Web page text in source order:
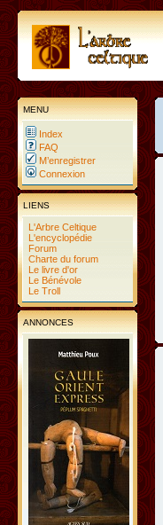
MENU
Index
FAQ
M’enregistrer
Connexion
LIENS
L'Arbre Celtique
L'encyclopédie
Forum
Charte du forum
Le livre d'or
Le Bénévole
Le Troll
ANNONCES